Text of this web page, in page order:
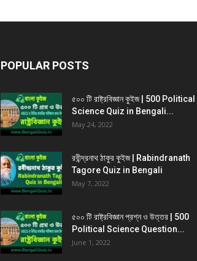
POPULAR POSTS
৫০০ টি রাষ্ট্রবিজ্ঞান কুইজ | 500 Political
Science Quiz in Bengali...
May 24, 2022
রবীন্দ্রনাথ ঠাকুর কুইজ | Rabindranath
Tagore Quiz in Bengali
May 7, 2022
৫০০ টি রাষ্ট্রবিজ্ঞান প্রশ্ন ও উত্তর | 500
Political Science Question...
June 1, 2022